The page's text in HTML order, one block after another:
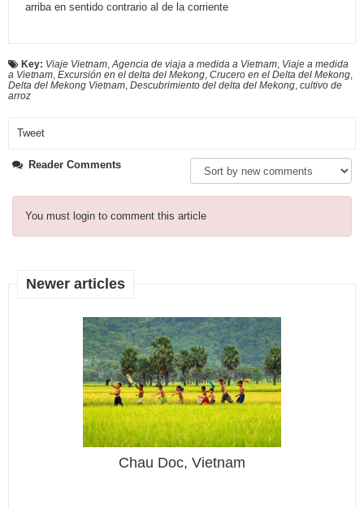
arriba en sentido contrario al de la corriente
Key: Viaje Vietnam,Agencia de viaja a medida a Vietnam, Viaje a medida
a Vietnam, Excursión en el delta del Mekong, Crucero en el Delta del Mekong,
Delta del Mekong Vietnam, Descubrimiento del delta del Mekong, cultivo de
arroz
Tweet
Reader Comments
You must login to comment this article
Newer articles
Chau Doc, Vietnam